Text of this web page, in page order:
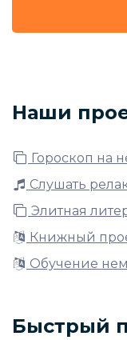
Наши
Гороскоп на
Слушать
Элитная
Книжный
Обучение
Быстрый